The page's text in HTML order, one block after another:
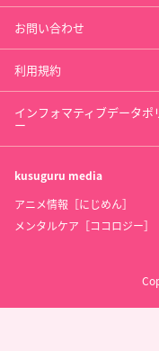
お問い合わせ
利用規約
インフォマティブデータポ
ー
kusuguru media
アニメ情報［にじめん］
メンタルケア［ココロジー］